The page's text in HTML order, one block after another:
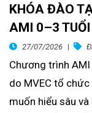
KHÓA ĐÀO
AMI 0–3 TUỔI
27/07/2026
Chương trình
do MVEC tổ
muốn hiểu sâu